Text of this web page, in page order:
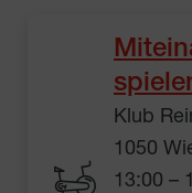
Klub
1050
13:00 –